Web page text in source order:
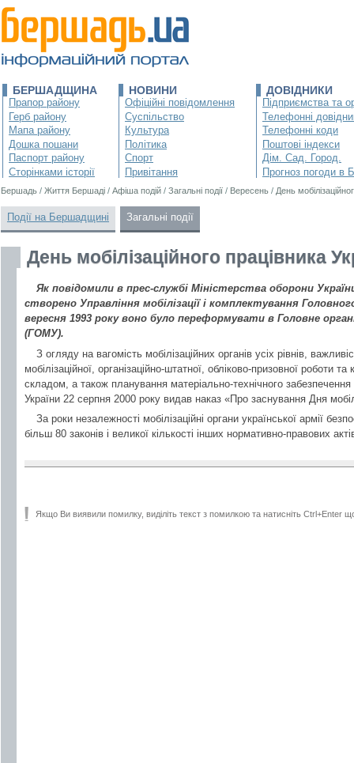
БЕРШАДЩИНА
Прапор району
Герб району
Мапа району
Дошка пошани
Паспорт району
Сторінками історії
НОВИНИ
Офіційні повідомлення
Суспільство
Культура
Політика
Спорт
Привітання
ДОВІДНИКИ
Підприємства та
Телефонні
Телефонні коди
Поштові індекси
Дім. Сад. Город.
Прогноз погоди в
Бершадь / Життя Бершаді / Афіша подій / Загальні події / Вересень / День
Події на Бершадщині Загальні події
День мобілізаційного працівника
Як повідомили в прес-службі Міністерства оборони
створено Управління мобілізації і комплектування
вересня 1993 року воно було переформувати в Головне
(ГОМУ).
З огляду на вагомість мобілізаційних органів усіх рівнів,
мобілізаційної, організаційно-штатної, обліково-призовної роботи
складом, а також планування матеріально-технічного забезпечення
України 22 серпня 2000 року видав наказ «Про заснування Дня
За роки незалежності мобілізаційні органи української армії
більш 80 законів і великої кількості інших нормативно-правових
Якщо Ви виявили помилку, виділіть текст з помилкою та натисніть Ctrl+Enter